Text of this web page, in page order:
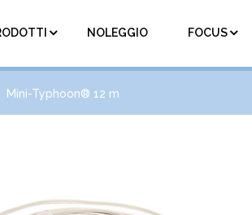
NOLEGGIO FOCUS
Mini-Typhoon® 12 m